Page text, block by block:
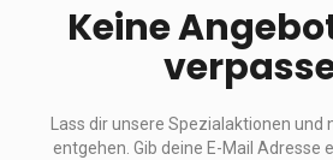
Keine
Lass dir unsere Spezialaktionen und
entgehen. Gib deine E-Mail Adresse